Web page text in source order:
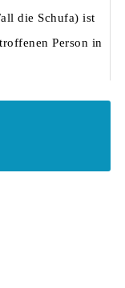
die Schufa) ist
Person in